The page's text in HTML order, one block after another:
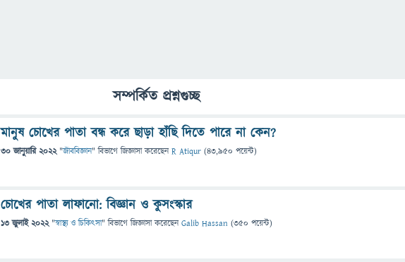
সম্পর্কিত প্রশ্নগুচ্ছ
মানুষ চোখের পাতা বন্ধ করে ছাড়া হাঁছি দিতে পারে না কেন?
30 জানুয়ারি 2022 "জীববিজ্ঞান" বিভাগে জিজ্ঞাসাকরেছেনR Atiqur (43,950 পয়েন্ট)
চোখের পাতা লাফানো: বিজ্ঞান ও কুসংস্কার
13 জুলাই 2022 "স্বাস্থ্য ও চিকিৎসা" বিভাগে জিজ্ঞাসাকরেছেনGalib Hassan (350 পয়েন্ট)